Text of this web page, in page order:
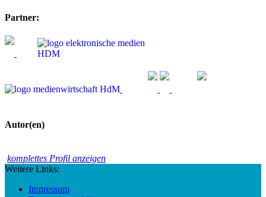
Partner:
Autor(en)
komplettes Profil anzeigen
Weitere Links:
Impressum